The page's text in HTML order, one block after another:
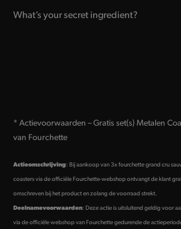
What’s your secret ingredient?
* Actievoorwaarden – Gratis set(s) Metalen
van Fourchette
Actieomschrijving: Bij aankoop van 3x fourchette grand cru
coasters via de officiële Fourchette-webshop ontvangt de klant
omschreven bij het product en zolang de voorraad strekt.
Deelnamevoorwaarden: Deze actie is uitsluitend geldig voor
via de officiële webshop van Fourchette gedurende de